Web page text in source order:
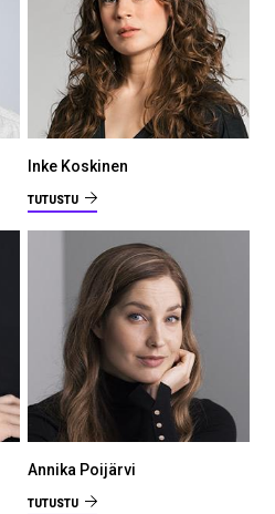
Inke Koskinen
TUTUSTU
Annika Poijärvi
TUTUSTU